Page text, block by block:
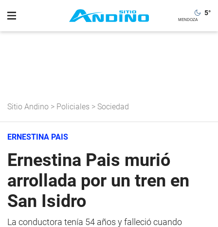
5°
Sitio Andino > Policiales > Sociedad
ERNESTINA PAIS
Ernestina Pais murió
arrollada por un tren en
San Isidro
La conductora tenía 54 años y falleció cuando